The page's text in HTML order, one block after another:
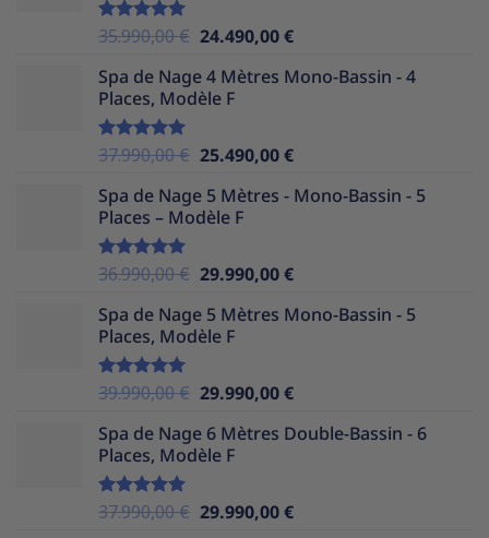
Note5.00
35.990,00€ Le
initial
était :
24.490,00€Le
actuel
Spa de Nage 4 Mètres Mono-Bassin - 4
Places, Modèle F
Note5.00
37.990,00€ Le
initial
était :
25.490,00€Le
actuel
Spa de Nage 5 Mètres - Mono-Bassin - 5
Places – Modèle F
Note5.00
36.990,00€ Le
initial
était :
29.990,00€Le
actuel
Spa de Nage 5 Mètres Mono-Bassin - 5
Places, Modèle F
Note5.00
39.990,00€ Le
initial
était :
29.990,00€Le
actuel
Spa de Nage 6 Mètres Double-Bassin - 6
Places, Modèle F
Note5.00
37.990,00€ Le
29.990,00€Le